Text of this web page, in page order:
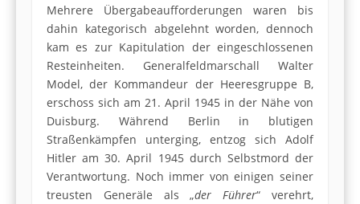
Mehrere Übergabeaufforderungen waren bis
dahin kategorisch abgelehnt worden, dennoch
kam es zur Kapitulation der eingeschlossenen
Resteinheiten. Generalfeldmarschall Walter
Model, der Kommandeur der Heeresgruppe B,
erschoss sich am 21. April 1945 in der Nähe von
Duisburg. Während Berlin in blutigen
Straßenkämpfen unterging, entzog sich Adolf
Hitler am 30. April 1945 durch Selbstmord der
Verantwortung. Noch immer von einigen seiner
treusten Generäle als „der Führer“ verehrt,